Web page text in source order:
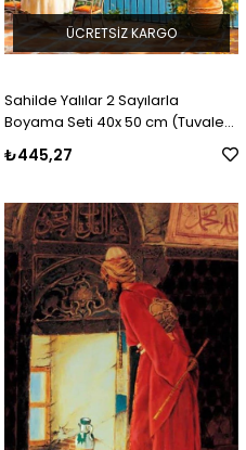
Sahilde Yalılar 2 Sayılarla
Boyama Seti 40x 50 cm (Tuvale
Gerili)
₺445,27
ÜCRETSIZ KARGO